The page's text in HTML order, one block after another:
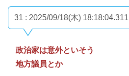
31 : 2025/09/18(木) 18:18:04.311
政治家は意外といそう
地方議員とか